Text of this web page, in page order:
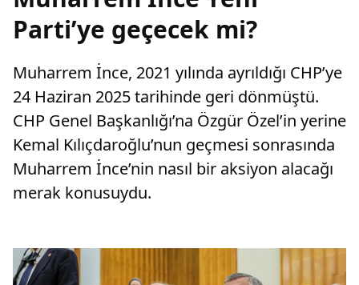
Parti’ye geçecek mi?
Muharrem İnce, 2021 yılında ayrıldığı CHP’ye
24 Haziran 2025 tarihinde geri dönmüştü.
CHP Genel Başkanlığı’na Özgür Özel’in yerine
Kemal Kılıçdaroğlu’nun geçmesi sonrasında
Muharrem İnce’nin nasıl bir aksiyon alacağı
merak konusuydu.